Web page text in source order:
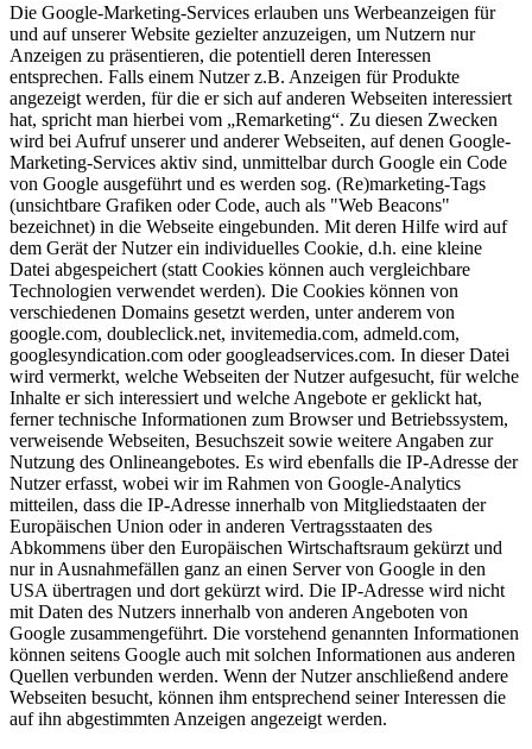
Die Google-Marketing-Services erlauben uns Werbeanzeigen für
und auf unserer Website gezielter anzuzeigen, um Nutzern nur
Anzeigen zu präsentieren, die potentiell deren Interessen
entsprechen. Falls einem Nutzer z.B. Anzeigen für Produkte
angezeigt werden, für die er sich auf anderen Webseiten interessiert
hat, spricht man hierbei vom „Remarketing“. Zu diesen Zwecken
wird bei Aufruf unserer und anderer Webseiten, auf denen Google-
Marketing-Services aktiv sind, unmittelbar durch Google ein Code
von Google ausgeführt und es werden sog. (Re)marketing-Tags
(unsichtbare Grafiken oder Code, auch als "Web Beacons"
bezeichnet) in die Webseite eingebunden. Mit deren Hilfe wird auf
dem Gerät der Nutzer ein individuelles Cookie, d.h. eine kleine
Datei abgespeichert (statt Cookies können auch vergleichbare
Technologien verwendet werden). Die Cookies können von
verschiedenen Domains gesetzt werden, unter anderem von
google.com, doubleclick.net, invitemedia.com, admeld.com,
googlesyndication.com oder googleadservices.com. In dieser Datei
wird vermerkt, welche Webseiten der Nutzer aufgesucht, für welche
Inhalte er sich interessiert und welche Angebote er geklickt hat,
ferner technische Informationen zum Browser und Betriebssystem,
verweisende Webseiten, Besuchszeit sowie weitere Angaben zur
Nutzung des Onlineangebotes. Es wird ebenfalls die IP-Adresse der
Nutzer erfasst, wobei wir im Rahmen von Google-Analytics
mitteilen, dass die IP-Adresse innerhalb von Mitgliedstaaten der
Europäischen Union oder in anderen Vertragsstaaten des
Abkommens über den Europäischen Wirtschaftsraum gekürzt und
nur in Ausnahmefällen ganz an einen Server von Google in den
USA übertragen und dort gekürzt wird. Die IP-Adresse wird nicht
mit Daten des Nutzers innerhalb von anderen Angeboten von
Google zusammengeführt. Die vorstehend genannten Informationen
können seitens Google auch mit solchen Informationen aus anderen
Quellen verbunden werden. Wenn der Nutzer anschließend andere
Webseiten besucht, können ihm entsprechend seiner Interessen die
auf ihn abgestimmten Anzeigen angezeigt werden.